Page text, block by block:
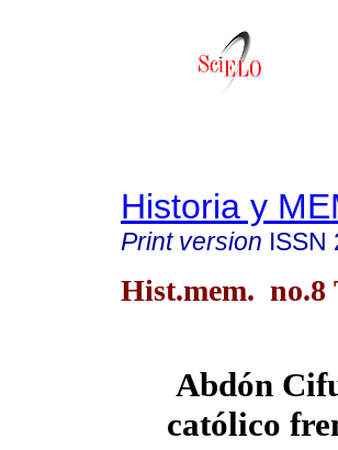
Historia y
Print version ISSN
Hist.mem. no.8
Abdón
católico